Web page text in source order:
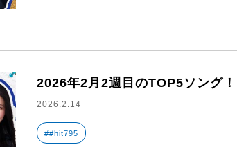
2026年2月2週目のTOP5ソング！
2026.2.14
##hit795